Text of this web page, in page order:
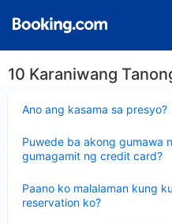
10 Karaniwang
Ano ang kasama sa presyo?
ang
Puwede ba akong gumawa
gumagamit ng credit card?
ang
sagot
Paano ko malalaman kung
reservation ko?
ang
sagot